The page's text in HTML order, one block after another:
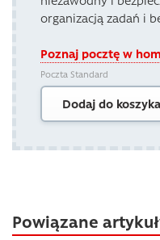
organizacją zadań i
Poznaj pocztę w
Poczta Standard
Dodaj do koszyka
Powiązane